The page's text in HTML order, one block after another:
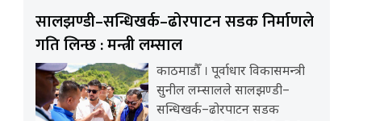
सालझण्डी–सन्धिखर्क–ढोरपाटन सडक निर्माणले
गति लिन्छ : मन्त्री लम्साल
काठमाडौँ । पूर्वाधार विकासमन्त्री
सुनील लम्सालले सालझण्डी–
सन्धिखर्क–ढोरपाटन सडक